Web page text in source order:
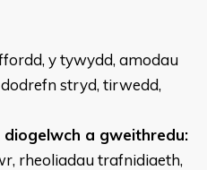
y tywydd, amodau
stryd, tirwedd,
a gweithredu:
rheoliadau trafnidiaeth,